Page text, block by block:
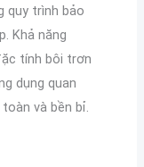
quy trình bảo
Khả năng
tính bôi trơn
dụng quan
và bền bỉ.